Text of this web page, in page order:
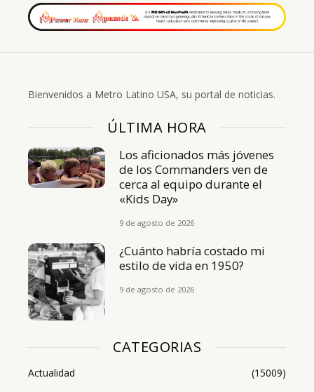
Bienvenidos a Metro Latino USA, su portal de noticias.
ÚLTIMA HORA
Los aficionados más jóvenes
de los Commanders ven de
cerca al equipo durante el
«Kids Day»
9 de agosto de 2026
¿Cuánto habría costado mi
estilo de vida en 1950?
9 de agosto de 2026
CATEGORIAS
Actualidad
(15009)